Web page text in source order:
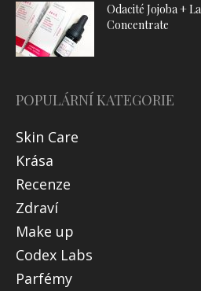
Odacité Jojoba +
Concentrate
POPULÁRNÍ KATEGORIE
Skin Care
Krása
Recenze
Zdraví
Make up
Codex Labs
Parfémy